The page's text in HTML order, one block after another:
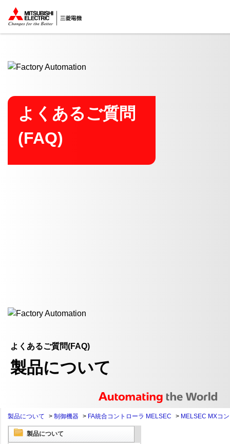
ここから本文
よくあるご質問
(FAQ)
よくあるご質問(FAQ)
製品について
製品について > 制御機器 > FA統合コントローラ MELSEC > MELSEC MXコ
製品について